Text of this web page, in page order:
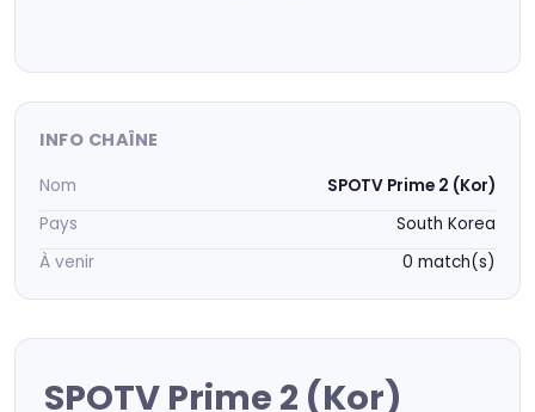
INFO CHAÎNE
Nom
SPOTV Prime 2 (Kor)
Pays
South Korea
À venir
0 match(s)
SPOTV Prime 2 (Kor)